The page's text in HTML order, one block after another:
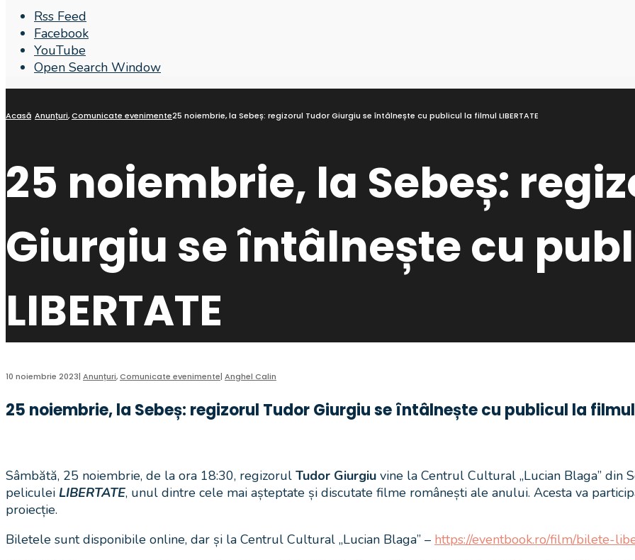
Rss Feed
Facebook
YouTube
Open Search Window
Acasă Anunțuri,Comunicate evenimente25 noiembrie, la Sebeș: regizorul Tudor Giurgiu se întâlnește cu publicul la filmul LIBERTATE
25 noiembrie, la Sebeș:
Giurgiu se întâlnește cu
LIBERTATE
10 noiembrie 2023| Anunțuri,Comunicate evenimente| Anghel Calin
25 noiembrie, la Sebeș: regizorul Tudor Giurgiu se întâlnește cu publicul la filmul
Sâmbătă, 25 noiembrie, de la ora 18:30, regizorul Tudor Giurgiu vine la Centrul Cultural „Lucian Blaga” din
peliculei LIBERTATE, unul dintre cele mai așteptate și discutate filme românești ale anului. Acesta va
proiecție.
Biletele sunt disponibile online, dar și la Centrul Cultural „Lucian Blaga” – https://eventbook.ro/film/bilete-